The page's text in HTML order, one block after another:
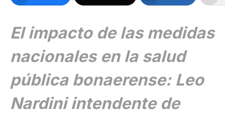
El impacto de las medidas
nacionales en la salud
pública bonaerense: Leo
Nardini intendente de